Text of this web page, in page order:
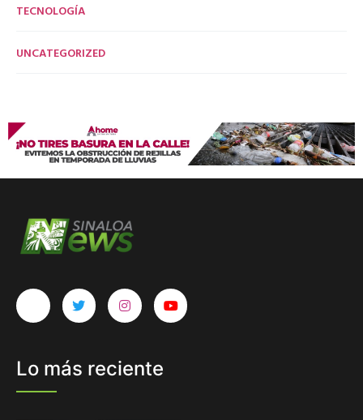
TECNOLOGÍA
UNCATEGORIZED
Lo más reciente